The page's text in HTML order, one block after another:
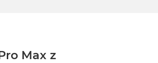
Max z